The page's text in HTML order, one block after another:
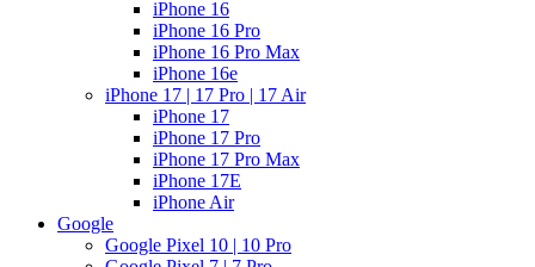
iPhone 16
iPhone 16 Pro
iPhone 16 Pro Max
iPhone 16e
iPhone 17 | 17 Pro | 17 Air
iPhone 17
iPhone 17 Pro
iPhone 17 Pro Max
iPhone 17E
iPhone Air
Google
Google Pixel 10 | 10 Pro